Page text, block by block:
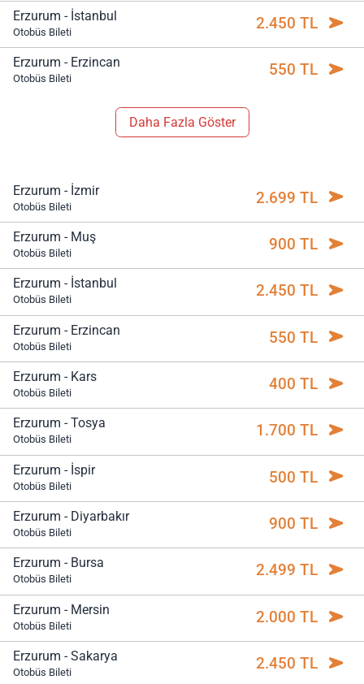
Erzurum - İstanbul
Otobüs Bileti 2.450 TL
Erzurum - Erzincan
Otobüs Bileti 550 TL
Daha Fazla Göster
Erzurum - İzmir
Otobüs Bileti 2.699 TL
Erzurum - Muş
Otobüs Bileti 900 TL
Erzurum - İstanbul
Otobüs Bileti 2.450 TL
Erzurum - Erzincan
Otobüs Bileti 550 TL
Erzurum - Kars
Otobüs Bileti 400 TL
Erzurum - Tosya
Otobüs Bileti 1.700 TL
Erzurum - İspir
Otobüs Bileti 500 TL
Erzurum - Diyarbakır
Otobüs Bileti 900 TL
Erzurum - Bursa
Otobüs Bileti 2.499 TL
Erzurum - Mersin
Otobüs Bileti 2.000 TL
Erzurum - Sakarya
Otobüs Bileti 2.450 TL